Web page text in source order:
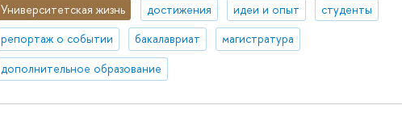
Университетская жизнь достижения идеи и опыт
студенты
репортаж о событии
бакалавриат
магистратура
дополнительное образование